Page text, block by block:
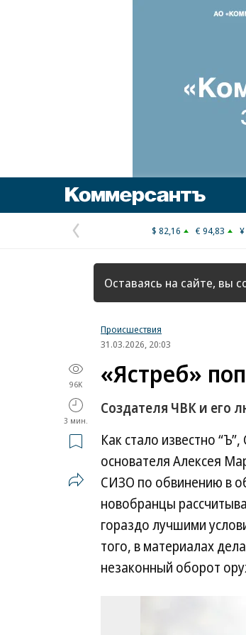
Предыдущая
страница
$ 82,16 € 94,83
Оставаясь на сайте, вы
Происшествия
31.03.2026, 20:03
96K
3 мин.
«Ястреб»
Создателя ЧВК и его
Как стало известно
основателя Алексея
СИЗО по обвинению в
новобранцы
гораздо лучшими
того, в материалах
незаконный оборот